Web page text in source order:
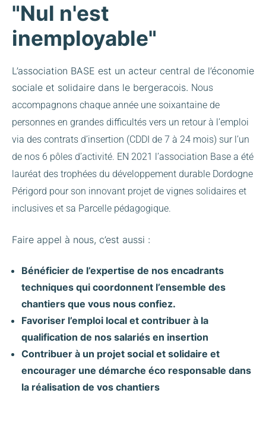
"Nul n'est
inemployable"
L’association BASE est un acteur central de l’économie
sociale et solidaire dans le bergeracois. Nous
accompagnons chaque année une soixantaine de
personnes en grandes difficultés vers un retour à l’emploi
via des contrats d’insertion (CDDI de 7 à 24 mois) sur l’un
de nos 6 pôles d’activité. EN 2021 l’association Base a été
lauréat des trophées du développement durable Dordogne
Périgord pour son innovant projet de vignes solidaires et
inclusives et sa Parcelle pédagogique.
Faire appel à nous, c’est aussi :
Bénéficier de l’expertise de nos encadrants
techniques qui coordonnent l’ensemble des
chantiers que vous nous confiez.
Favoriser l’emploi local et contribuer à la
qualification de nos salariés en insertion
Contribuer à un projet social et solidaire et
encourager une démarche éco responsable dans
la réalisation de vos chantiers